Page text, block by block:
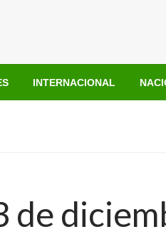
INTERNACIONAL
de